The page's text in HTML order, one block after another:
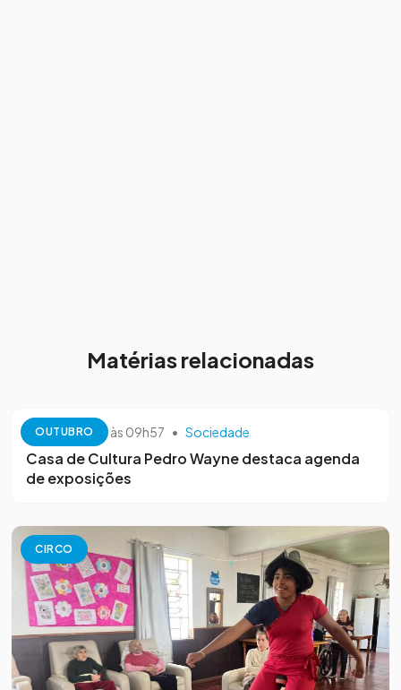
Matérias relacionadas
OUTUBRO
13 de outubro às 09h57 • Sociedade
Casa de Cultura Pedro Wayne destaca agenda
de exposições
CIRCO